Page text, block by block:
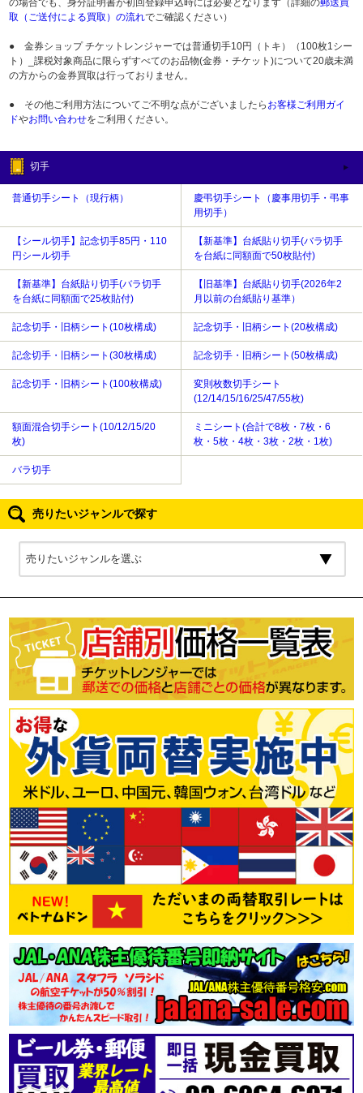
の場合でも、身分証明書が初回登録申込時には必要となります（詳細の郵送買
取（ご送付による買取）の流れでご確認ください）
● 金券ショップ チケットレンジャーでは普通切手10円（トキ）（100枚1シー
ト）_課税対象商品に限らずすべてのお品物(金券・チケット)について20歳未満
の方からの金券買取は行っておりません。
● その他ご利用方法についてご不明な点がございましたら お客様ご利用ガイ
ドやお問い合わせをご利用ください。
切手
普通切手シート（現行柄）
慶弔切手シート（慶事用切手・弔事
用切手）
【シール切手】記念切手85円・110
円シール切手
【新基準】台紙貼り切手(バラ切手
を台紙に同額面で50枚貼付)
【新基準】台紙貼り切手(バラ切手
を台紙に同額面で25枚貼付)
【旧基準】台紙貼り切手(2026年2
月以前の台紙貼り基準）
記念切手・旧柄シート(10枚構成) 記念切手・旧柄シート(20枚構成)
記念切手・旧柄シート(30枚構成) 記念切手・旧柄シート(50枚構成)
記念切手・旧柄シート(100枚構成)
変則枚数切手シート
(12/14/15/16/25/47/55枚)
額面混合切手シート(10/12/15/20
枚)
ミニシート(合計で8枚・7枚・6
枚・5枚・4枚・3枚・2枚・1枚)
バラ切手
売りたいジャンルで探す